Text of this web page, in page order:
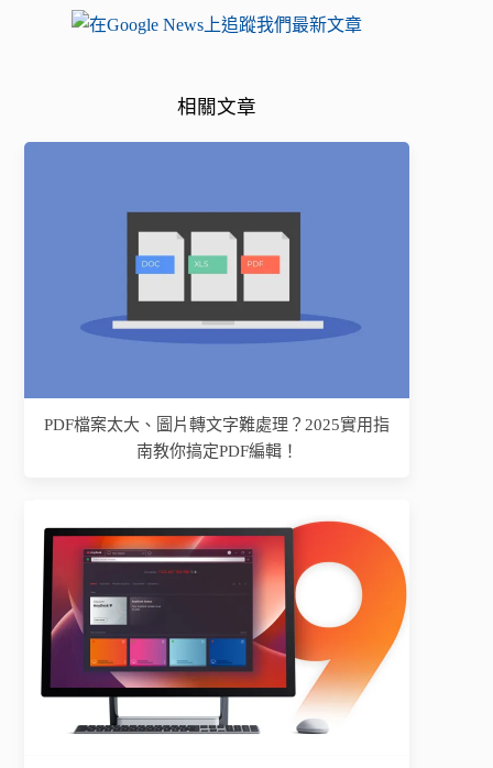
相關文章
PDF檔案太大、圖片轉文字難處理？2025實用指
南教你搞定PDF編輯！